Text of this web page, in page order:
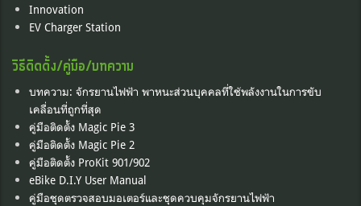
Innovation
EV Charger Station
วิธีติดตั้ง/คู่มือ/บทความ
บทความ: จักรยานไฟฟ้า พาหนะส่วนบุคคลที่ใช้พลังงานในการขับ
เคลื่อนที่ถูกที่สุด
คู่มือติดตั้ง Magic Pie 3
คู่มือติดตั้ง Magic Pie 2
คู่มือติดตั้ง ProKit 901/902
eBike D.I.Y User Manual
คู่มือชุดตรวจสอบมอเตอร์และชุดควบคุมจักรยานไฟฟ้า